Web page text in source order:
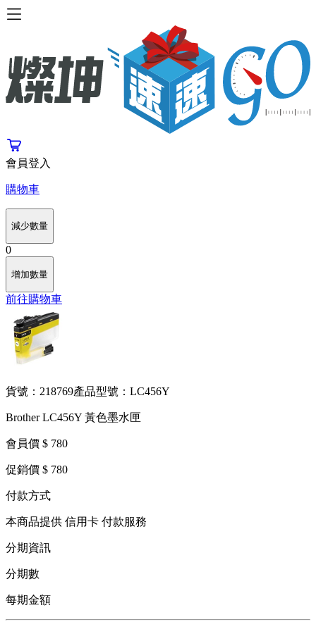
會員登入
購物車
減少數量
0
增加數量
前往購物車
貨號：218769產品型號：LC456Y
Brother LC456Y 黃色墨水匣
會員價 $ 780
促銷價 $ 780
付款方式
本商品提供 信用卡 付款服務
分期資訊
分期數
每期金額